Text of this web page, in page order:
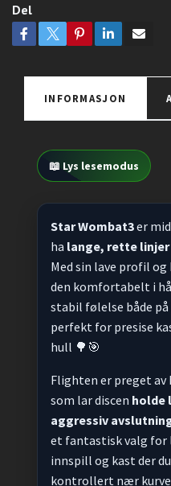
Del
INFORMASJON
📖 Lys lesemodus
Star Wombat3er
ha lange, rette
Med sin lave profil
den komfortabelt i
stabil følelse både
perfekt for presise
hull 🌳🎯
Flighten er preget
som lar discen holde
aggressiv
et fantastisk valg for
innspill og kast der
kontrollert nær